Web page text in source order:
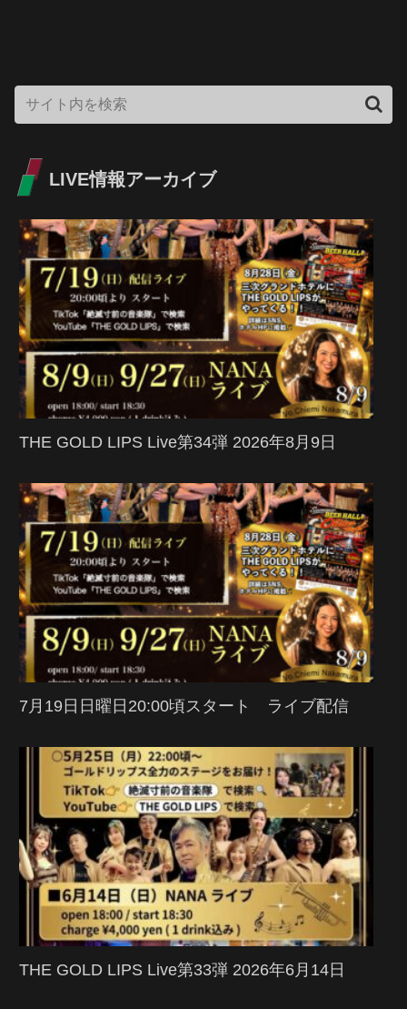
LIVE情報アーカイブ
THE GOLD LIPS Live第34弾 2026年8月9日
7月19日日曜日20:00頃スタート ライブ配信
THE GOLD LIPS Live第33弾 2026年6月14日